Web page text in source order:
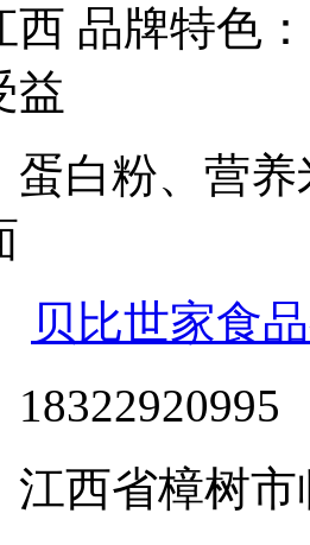
西 品牌特色：
益
蛋白粉、营
贝比世家食
18322920995
江西省樟树